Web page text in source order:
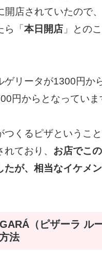
開店されていたので
ら「本日開店 」との
ゲリータが1300円か
円からとなっていま
つくるピザというこ
ており、 お店でこ
たが、相当なイケメ
（ピザーラ ル
法